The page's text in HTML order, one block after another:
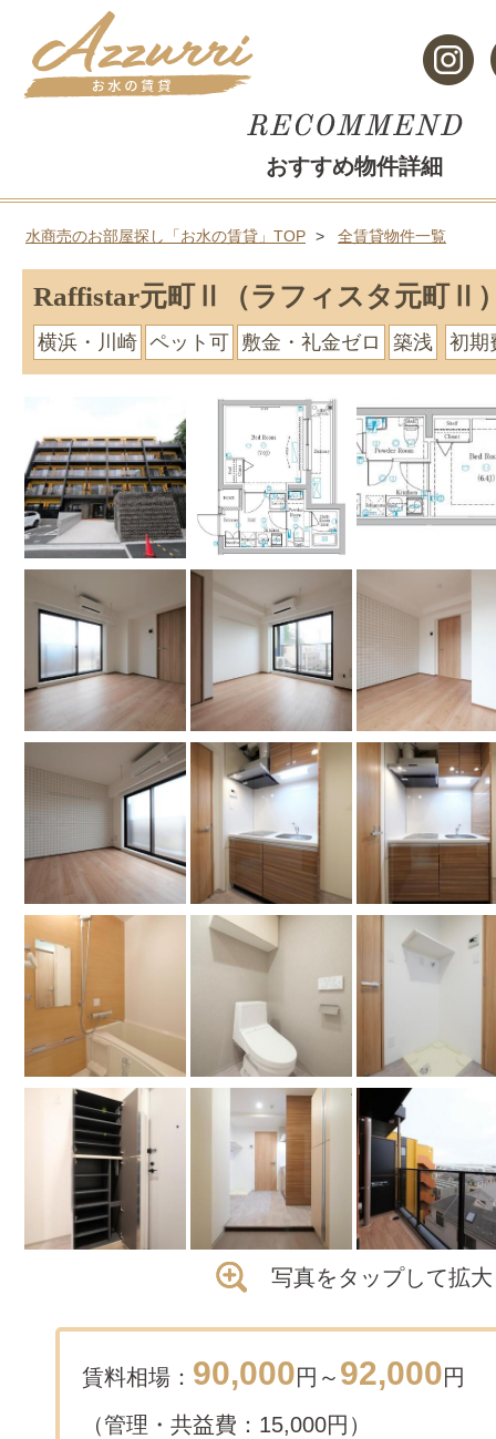
おすすめ物件詳細
水商売のお部屋探し「お水の賃貸」TOP 全賃貸物件一覧
Raffistar元町Ⅱ（ラフィスタ元町Ⅱ
横浜・川崎 ペット可 敷金・礼金ゼロ 築浅 初期
写真をタップして拡大
賃料相場： 90,000円～ 92,000円
（管理・共益費：15,000円）